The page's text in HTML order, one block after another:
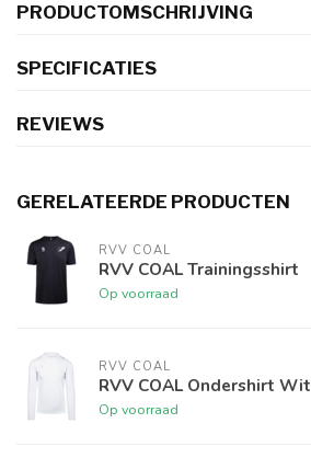
PRODUCTOMSCHRIJVING
SPECIFICATIES
REVIEWS
GERELATEERDE PRODUCTEN
RVV COAL
RVV COAL Trainingsshirt
Op voorraad
RVV COAL
RVV COAL Ondershirt Wit
Op voorraad